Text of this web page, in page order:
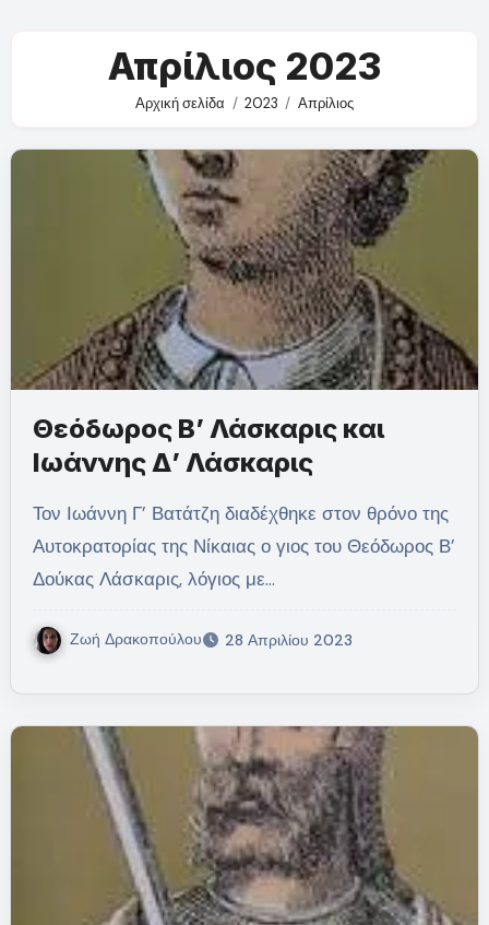
Απρίλιος 2023
Αρχική σελίδα 2023 Απρίλιος
Θεόδωρος Β’ Λάσκαρις και
Ιωάννης Δ’ Λάσκαρις
Τον Ιωάννη Γ’ Βατάτζη διαδέχθηκε στον θρόνο της
Αυτοκρατορίας της Νίκαιας ο γιος του Θεόδωρος Β’
Δούκας Λάσκαρις, λόγιος με…
Ζωή Δρακοπούλου 28 Απριλίου 2023